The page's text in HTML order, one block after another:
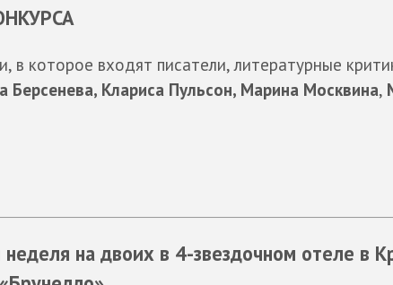
в которое входят писатели, литературные
Берсенева, Клариса Пульсон, Марина Москвина,
неделя на двоих в 4-звездочном отеле в